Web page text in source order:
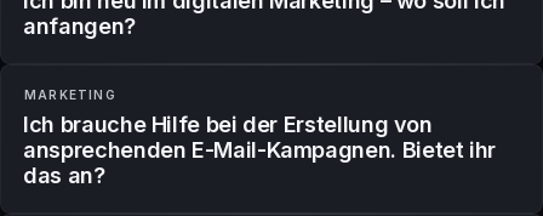
anfangen?
MARKETING
Ich brauche Hilfe bei der Erstellung von
ansprechenden E-Mail-Kampagnen. Bietet ihr
das an?